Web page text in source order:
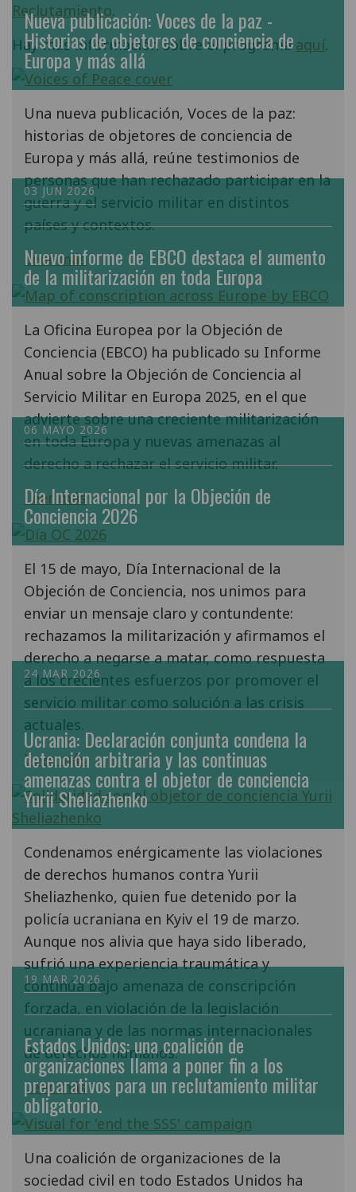
Reclutamiento.
Hay más información sobre el programaaquí.
Nueva publicación: Voces de la paz -
Historias de objetores de conciencia de
Europa y más allá
Una nueva publicación, Voces de la paz:
historias de objetores de conciencia de
Europa y más allá, reúne testimonios de
personas que han rechazado participar en la
guerra y el servicio militar en distintos
países y contextos.
Leer más
03 JUN 2026
Nuevo informe de EBCO destaca el aumento
de la militarización en toda Europa
La Oficina Europea por la Objeción de
Conciencia (EBCO) ha publicado su Informe
Anual sobre la Objeción de Conciencia al
Servicio Militar en Europa 2025, en el que
advierte sobre una creciente militarización
en toda Europa y nuevas amenazas al
derecho a rechazar el servicio militar.
Leer más
06 MAYO 2026
Día Internacional por la Objeción de
Conciencia 2026
El 15 de mayo, Día Internacional de la
Objeción de Conciencia, nos unimos para
enviar un mensaje claro y contundente:
rechazamos la militarización y afirmamos el
derecho a negarse a matar, como respuesta
a los crecientes esfuerzos por promover el
servicio militar como solución a las crisis
actuales.
Leer más
24 MAR 2026
Ucrania: Declaración conjunta condena la
detención arbitraria y las continuas
amenazas contra el objetor de conciencia
Yurii Sheliazhenko
Condenamos enérgicamente las violaciones
de derechos humanos contra Yurii
Sheliazhenko, quien fue detenido por la
policía ucraniana en Kyiv el 19 de marzo.
Aunque nos alivia que haya sido liberado,
sufrió una experiencia traumática y
continúa bajo amenaza de conscripción
forzada, en violación de la legislación
ucraniana y de las normas internacionales
de derechos humanos.
Leer más
19 MAR 2026
Estados Unidos: una coalición de
organizaciones llama a poner fin a los
preparativos para un reclutamiento militar
obligatorio.
Una coalición de organizaciones de la
sociedad civil en todo Estados Unidos ha